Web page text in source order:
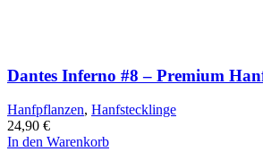
Dantes Inferno #8 – Premium
Hanfpflanzen, Hanfstecklinge
24,90 €
In den Warenkorb